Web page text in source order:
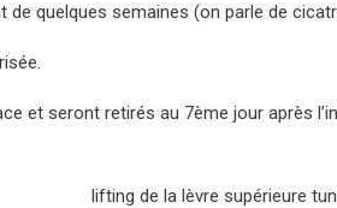
de quelques semaines (on parle de
et seront retirés au 7ème jour après